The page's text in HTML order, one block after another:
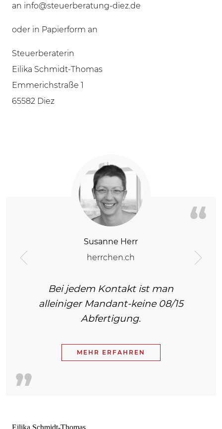
an info@steuerberatung-diez.de
oder in Papierform an
Steuerberaterin
Eilika Schmidt-Thomas
Emmerichstraße 1
65582 Diez
Susanne Herr
herrchen.ch
Bei jedem Kontakt ist man
alleiniger Mandant-keine 08/15
Abfertigung.
MEHR ERFAHREN
Edmund S.
durch Zuverlässigkeit bei Kompetenz und
Empathie aus.
Previous Next
Eilika Schmidt-Thomas